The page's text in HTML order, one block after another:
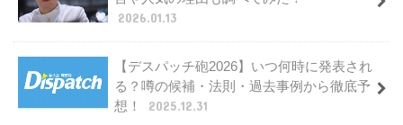
2026.01.13
【デスパッチ砲2026】いつ何時に発表され
る？噂の候補・法則・過去事例から徹底予
想！
2025.12.31